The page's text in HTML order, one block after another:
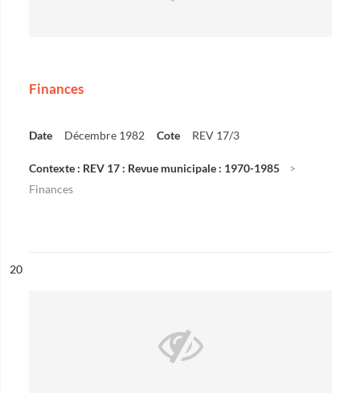
Finances
Date Décembre 1982 Cote REV 17/3
Contexte : REV 17 : Revue municipale : 1970-1985
Finances
n°
20